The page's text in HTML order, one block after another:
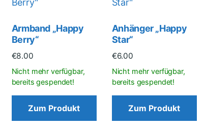
Armband „Happy
Berry“
€8.00
Zum Produkt
Anhänger „Happy
Star“
€6.00
Zum Produkt